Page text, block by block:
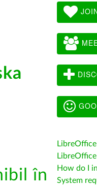
în
How do I
System